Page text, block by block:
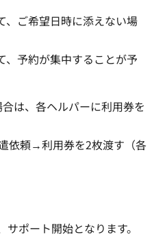
、ご希望日時に添えない場
予約が集中することが予
は、各ヘルパーに利用券を
依頼→利用券を2枚渡す（各
ポート開始となります。